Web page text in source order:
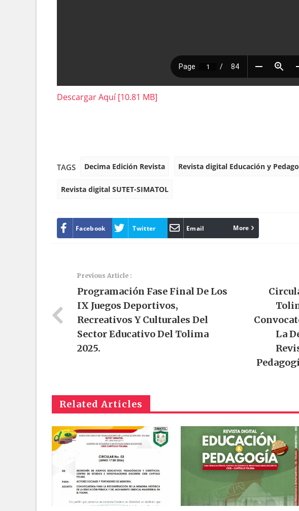
Descargar Aquí [10.81 MB]
TAGS Decima Edición Revista Revista digital Educación y
Revista digital SUTET-SIMATOL
Facebook Twitter Email Print
More
Previous Article :
Programación Fase Final De Los
IX Juegos Deportivos,
Recreativos Y Culturales Del
Sector Educativo Del Tolima
2025.
La
Related Articles